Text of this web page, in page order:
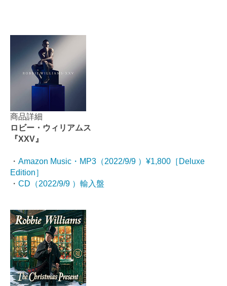
商品詳細
ロビー・ウィリアムス
『XXV』
・ Amazon Music・MP3（2022/9/9 ）¥1,800［Deluxe
Edition］
・ CD（2022/9/9 ）輸入盤